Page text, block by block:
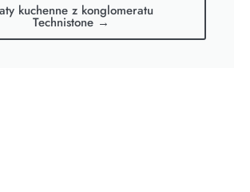
kuchenne z konglomeratu
Technistone →